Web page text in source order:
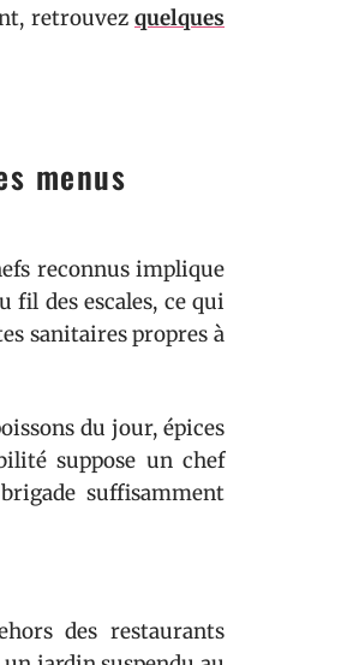
retrouvez quelques
menus
reconnus implique
fil des escales, ce qui
sanitaires propres à
du jour, épices
suppose un chef
suffisamment
des restaurants